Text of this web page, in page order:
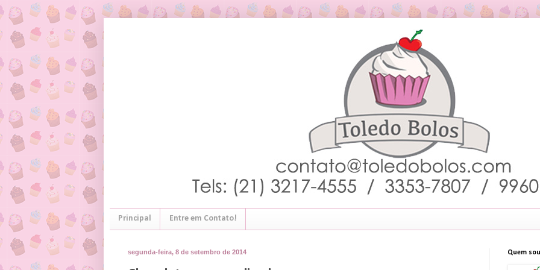
Principal Entre em Contato!
segunda-feira, 8 de setembro de 2014 Quem